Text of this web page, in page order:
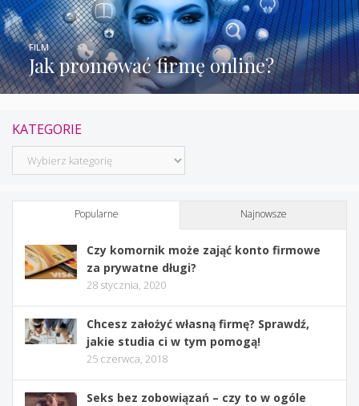
Jak promować firmę online?
FILM
KATEGORIE
Kategorie
Popularne Najnowsze
Czy komornik może zająć konto firmowe
za prywatne długi?
28 stycznia, 2020
Chcesz założyć własną firmę? Sprawdź,
jakie studia ci w tym pomogą!
25 czerwca, 2018
Seks bez zobowiązań – czy to w ogóle